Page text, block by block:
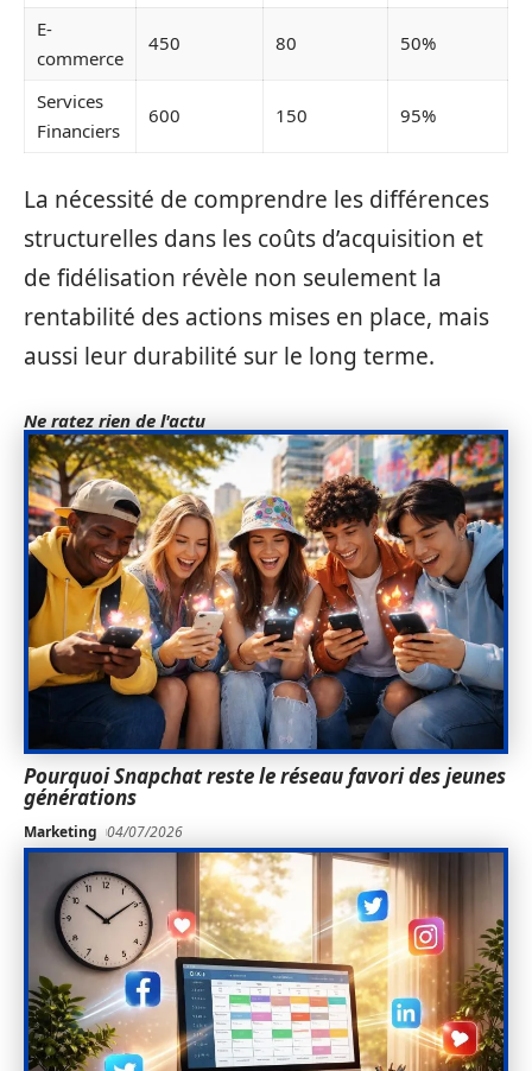
E-
commerce
450 80 50%
Services
Financiers
600 150 95%
La nécessité de comprendre les différences
structurelles dans les coûts d’acquisition et
de fidélisation révèle non seulement la
rentabilité des actions mises en place, mais
aussi leur durabilité sur le long terme.
Ne ratez rien de l'actu
Pourquoi Snapchat reste le réseau favori des jeunes
générations
Marketing 04/07/2026